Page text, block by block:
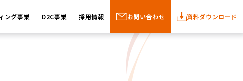
ング事業 D2C事業 採用情報 お問い合わせ 資料ダウンロード